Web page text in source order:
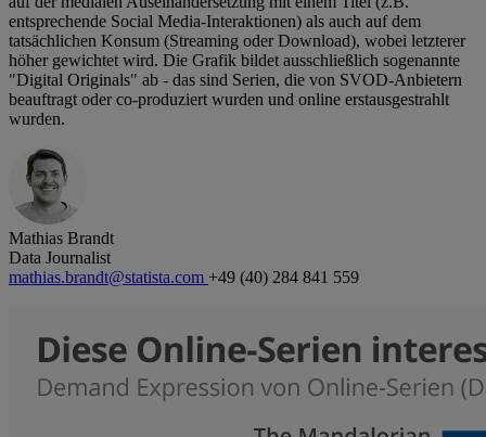
entsprechende Social Media-Interaktionen) als auch auf dem
tatsächlichen Konsum (Streaming oder Download), wobei letzterer
höher gewichtet wird. Die Grafik bildet ausschließlich sogenannte
"Digital Originals" ab - das sind Serien, die von SVOD-Anbietern
beauftragt oder co-produziert wurden und online erstausgestrahlt
wurden.
Mathias Brandt
Data Journalist
mathias.brandt@statista.com +49 (40) 284 841 559